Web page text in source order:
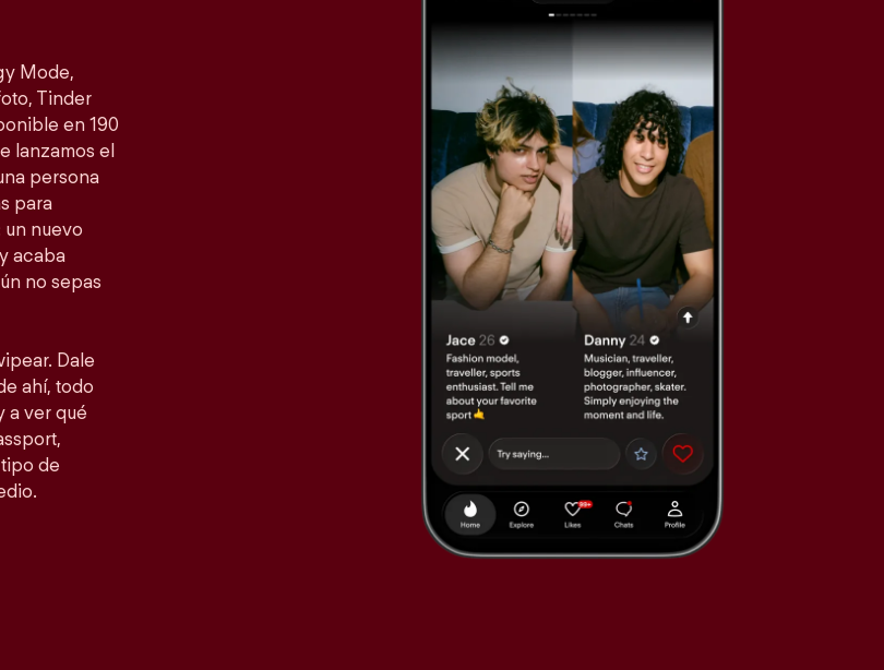
Mode,
Tinder
en 190
lanzamos el
persona
para
nuevo
acaba
no sepas
Dale
ahí, todo
a ver qué
de